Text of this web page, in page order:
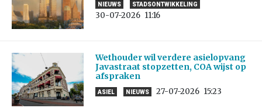
NIEUWS STADSONTWIKKELING
30-07-2026 11:16
Wethouder wil verdere asielopvang
Javastraat stopzetten, COA wijst op
afspraken
ASIEL NIEUWS 27-07-2026 15:23